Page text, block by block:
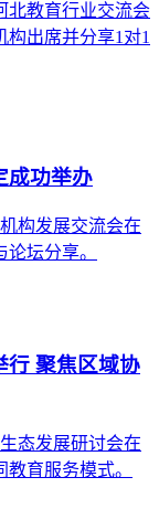
北教育行业交流会
出席并分享1对1
成功举办
构发展交流会在
论坛分享。
行 聚焦区域协
态发展研讨会在
教育服务模式。